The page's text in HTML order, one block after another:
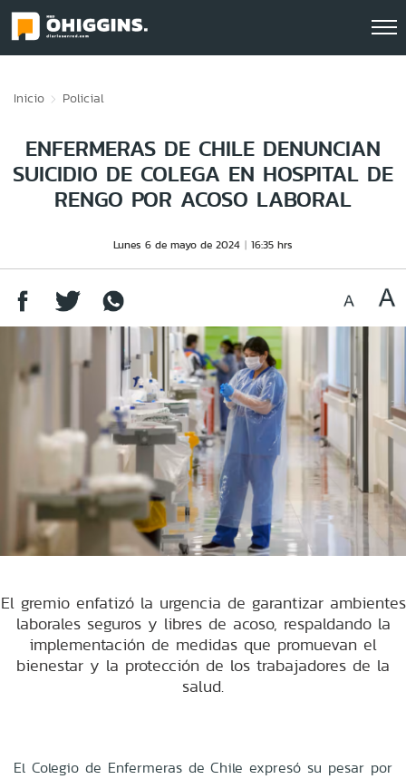
Inicio Policial
ENFERMERAS DE CHILE DENUNCIAN
SUICIDIO DE COLEGA EN HOSPITAL DE
RENGO POR ACOSO LABORAL
Lunes 6 de mayo de 2024 16:35 hrs
El gremio enfatizó la urgencia de garantizar ambientes
laborales seguros y libres de acoso, respaldando la
implementación de medidas que promuevan el
bienestar y la protección de los trabajadores de la
salud.
El Colegio de Enfermeras de Chile expresó su pesar por